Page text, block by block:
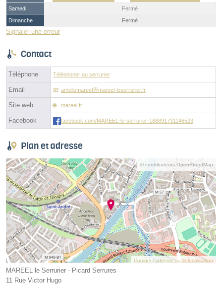
Samedi
Fermé
Dimanche
Fermé
Signaler une erreur
Contact
Téléphone Téléphoner au serrurier
Email ameliemareelⓐmareel-leserrurier.fr
Site web mareel.fr
Facebook facebook.com/MAREEL-le-serrurier-188891731146523
Plan et adresse
© contributeurs OpenStreetMap
Corriger l’adresse ou la localisation
MAREEL le Serrurier - Picard Serrures
11 Rue Victor Hugo